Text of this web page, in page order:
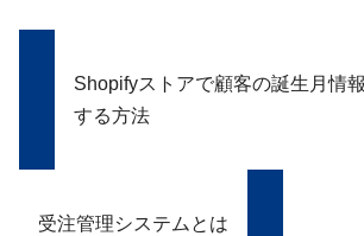
Shopifyストアで顧客の誕生月情
する方法
受注管理システムとは